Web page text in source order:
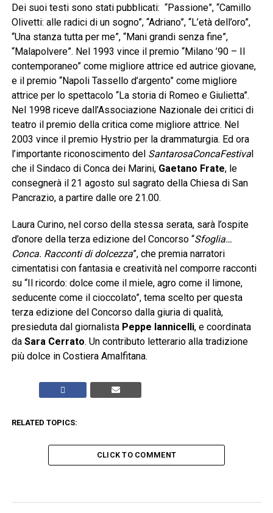
Dei suoi testi sono stati pubblicati: “Passione”, “Camillo
Olivetti: alle radici di un sogno”, “Adriano”, “L’età dell’oro”,
“Una stanza tutta per me”, “Mani grandi senza fine”,
“Malapolvere”. Nel 1993 vince il premio “Milano ’90 – Il
contemporaneo” come migliore attrice ed autrice giovane,
e il premio “Napoli Tassello d’argento” come migliore
attrice per lo spettacolo “La storia di Romeo e Giulietta”.
Nel 1998 riceve dall’Associazione Nazionale dei critici di
teatro il premio della critica come migliore attrice. Nel
2003 vince il premio Hystrio per la drammaturgia. Ed ora
l’importante riconoscimento del SantarosaConcaFestival
che il Sindaco di Conca dei Marini, Gaetano Frate, le
consegnerà il 21 agosto sul sagrato della Chiesa di San
Pancrazio, a partire dalle ore 21.00.
Laura Curino, nel corso della stessa serata, sarà l’ospite
d’onore della terza edizione del Concorso “Sfoglia…
Conca. Racconti di dolcezza”, che premia narratori
cimentatisi con fantasia e creatività nel comporre racconti
su “Il ricordo: dolce come il miele, agro come il limone,
seducente come il cioccolato”, tema scelto per questa
terza edizione del Concorso dalla giuria di qualità,
presieduta dal giornalista Peppe Iannicelli, e coordinata
da Sara Cerrato. Un contributo letterario alla tradizione
più dolce in Costiera Amalfitana.
RELATED TOPICS:
CLICK TO COMMENT